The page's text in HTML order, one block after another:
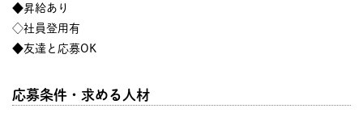
◆昇給あり
◇社員登用有
◆友達と応募OK
応募条件・求める人材